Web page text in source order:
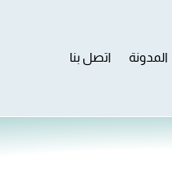
المدونة اتصل بنا